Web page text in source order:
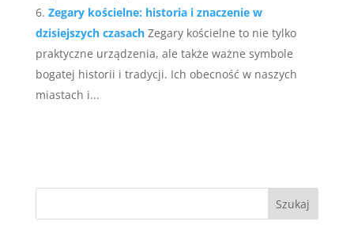
Zegary kościelne: historia i znaczenie w
dzisiejszych czasach Zegary kościelne to nie tylko
praktyczne urządzenia, ale także ważne symbole
bogatej historii i tradycji. Ich obecność w naszych
miastach i...